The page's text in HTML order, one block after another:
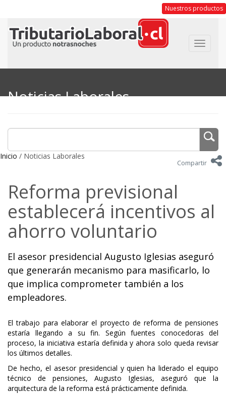
Nuestros productos
Toggle
Noticias Laborales
Inicio / Noticias Laborales
Compartir
Reforma previsional
establecerá incentivos al
ahorro voluntario
El asesor presidencial Augusto Iglesias aseguró
que generarán mecanismo para masificarlo, lo
que implica comprometer también a los
empleadores.
El trabajo para elaborar el proyecto de reforma de pensiones
estaría llegando a su fin. Según fuentes conocedoras del
proceso, la iniciativa estaría definida y ahora solo queda revisar
los últimos detalles.
De hecho, el asesor presidencial y quien ha liderado el equipo
técnico de pensiones, Augusto Iglesias, aseguró que la
arquitectura de la reforma está prácticamente definida.